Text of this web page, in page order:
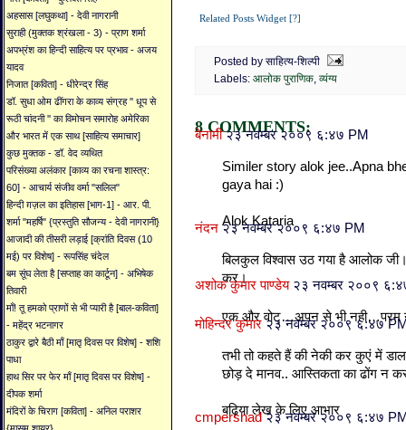
अहसास [लघुकथा] - देवी नागरानी
सुराही (मुक्तक श्रंखला - 3) - प्राण शर्मा
अपभ्रंश का हिन्दी साहित्य पर प्रभाव - अजय
यादव
निजात [कविता] - धीरेन्द्र सिंह
डॉ. सुधा ओम ढींगरा के काव्य संग्रह '' धूप से
रूठी चांदनी '' का विमोचन समारोह अमेरिका
और भारत में एक साथ [साहित्य समाचार]
कुछ मुक्तक - डॉ. वेद व्यथित
परिसंख्या अलंकार [काव्य का रचना शास्त्र:
60] - आचार्य संजीव वर्मा "सलिल"
हिन्दी ग़ज़ल का इतिहास [भाग-1] - आर. पी.
शर्मा "महर्षि" {प्रस्तुति सौजन्य - देवी नागरानी}
आजादी की तीसरी लड़ाई [क्रांति दिवस (10
मई) पर विशेष] - रूपसिंह चंदेल
बम सूंघ लेता है [सप्ताह का कार्टून] - अभिषेक
तिवारी
माँ! तू हमको प्राणों से भी प्यारी है [बाल-कविता]
- महेंद्र भटनागर
ठाकुर द्वारे बैठी माँ [मातृ दिवस पर विशेष] - शशि
पाधा
हाथ सिर पर फेर माँ [मातृ दिवस पर विशेष] -
दीपक शर्मा
मंदिरों के चिराग [कविता] - अनिल पराशर
Related Posts Widget [?]
Posted by साहित्य-शिल्पी
Labels: आलोक पुराणिक, व्यंग्य
8 COMMENTS:
बेनामी२३ नवम्बर २००९ ६:४७ PM
Similer story alok jee..Apna
gaya hai :)
Alok Kataria
नंदन २३ नवम्बर २००९ ६:४७ PM
बिलकुल विश्वास उठ गया है आलोक
कर।
अशोक कुमार पाण्डेय २३ नवम्बर २००९
एक और वोट्…अपन से भी नही…परम
मोहिन्दर कुमार २३ नवम्बर २००९ ६:४७
तभी तो कहते हैं की नेकी कर कुएं में
छोड़ दे मानव.. आस्तिकता का ढोंग न
बढ़िया लेख के लिए आभार
cmpershad २३ नवम्बर २००९ ६:४७